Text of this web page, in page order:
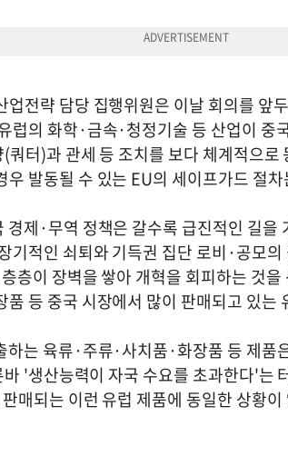
전략 담당 집행위원은 이날 회의를 앞
럽의 화학·금속·청정기술 등 산업이 중
쿼터)과 관세 등 조치를 보다 체계적으로
발동될 수 있는 EU의 세이프가드 절
제·무역 정책은 갈수록 급진적인 길
기적인 쇠퇴와 기득권 집단 로비·공모
층이 장벽을 쌓아 개혁을 회피하는 것
등 중국 시장에서 많이 판매되고 있는
는 육류·주류·사치품·화장품 등 제품
'생산능력이 자국 수요를 초과한다'는
매되는 이런 유럽 제품에 동일한 상황